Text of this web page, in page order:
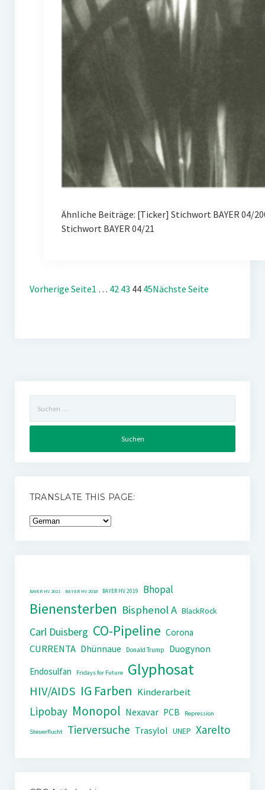
Ähnliche Beiträge: [Ticker] Stichwort BAYER 04/
Stichwort BAYER 04/21
Vorherige Seite1 … 42 43 44 45Nächste Seite
nach:
TRANSLATE THIS PAGE:
BAYER HV 2011 BAYER HV 2018 BAYER HV 2019 Bhopal
Bienensterben Bisphenol A BlackRock
Carl Duisberg CO-Pipeline Corona
CURRENTA Dhünnaue Donald Trump
Duogynon
Endosulfan
Fridays for Future Glyphosat
HIV/AIDS IG Farben Kinderarbeit
Lipobay Monopol Nexavar PCB Repression
Steuerflucht Tierversuche Trasylol UNEP Xarelto